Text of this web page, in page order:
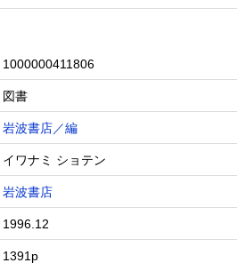
1000000411806
図書
岩波書店／編
イワナミ ショテン
岩波書店
1996.12
1391p